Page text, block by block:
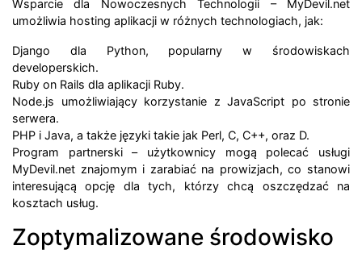
Wsparcie dla Nowoczesnych Technologii – MyDevil.net
umożliwia hosting aplikacji w różnych technologiach, jak:
Django dla Python, popularny w środowiskach
developerskich.
Ruby on Rails dla aplikacji Ruby.
Node.js umożliwiający korzystanie z JavaScript po stronie
serwera.
PHP i Java, a także języki takie jak Perl, C, C++, oraz D.
Program partnerski – użytkownicy mogą polecać usługi
MyDevil.net znajomym i zarabiać na prowizjach, co stanowi
interesującą opcję dla tych, którzy chcą oszczędzać na
kosztach usług.
Zoptymalizowane środowisko